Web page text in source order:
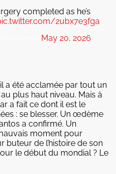
completed as he’s
2ubx7e3fga
May 20, 2026
a été acclamée par tout un
plus haut niveau. Mais à
a fait ce dont il est le
: se blesser. Un œdème
a confirmé. Un
moment pour
buteur de l’histoire de son
le début du mondial ? Le